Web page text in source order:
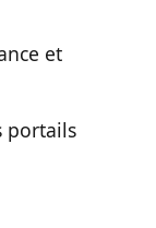
et
portails